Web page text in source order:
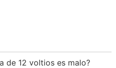
de 12 voltios es malo?